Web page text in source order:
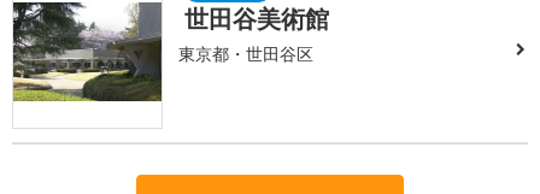
世田谷美術館
東京都・世田谷区